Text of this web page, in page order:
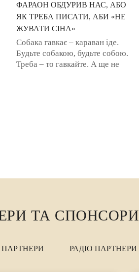
ФАРАОН ОБДУРИВ НАС, АБО
ЯК ТРЕБА ПИСАТИ, АБИ «НЕ
ЖУВАТИ СІНА»
Собака гавкає – караван іде.
Будьте собакою, будьте собою.
Треба – то гавкайте. А ще не
ТА СПОНСОРИ
ПАРТНЕРИ РАДІО ПАРТНЕРИ